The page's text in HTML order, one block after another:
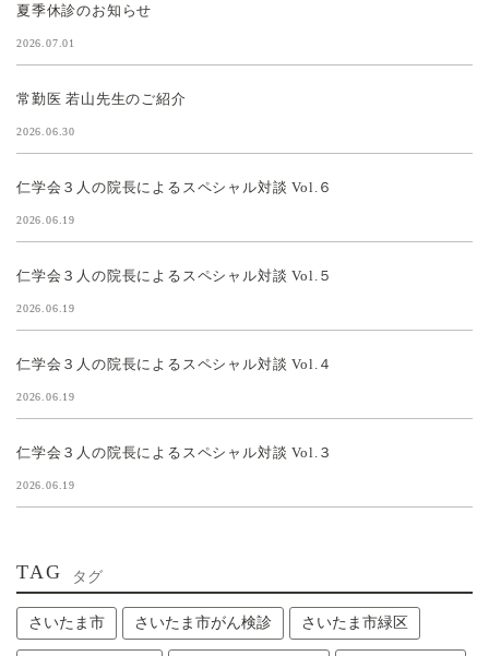
夏季休診のお知らせ
2026.07.01
常勤医 若山先生のご紹介
2026.06.30
仁学会３人の院長によるスペシャル対談 Vol.６
2026.06.19
仁学会３人の院長によるスペシャル対談 Vol.５
2026.06.19
仁学会３人の院長によるスペシャル対談 Vol.４
2026.06.19
仁学会３人の院長によるスペシャル対談 Vol.３
2026.06.19
TAG タグ
さいたま市 さいたま市がん検診 さいたま市緑区